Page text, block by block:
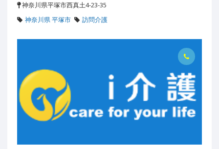
神奈川県平塚市西真土4-23-35
神奈川県 平塚市
訪問介護